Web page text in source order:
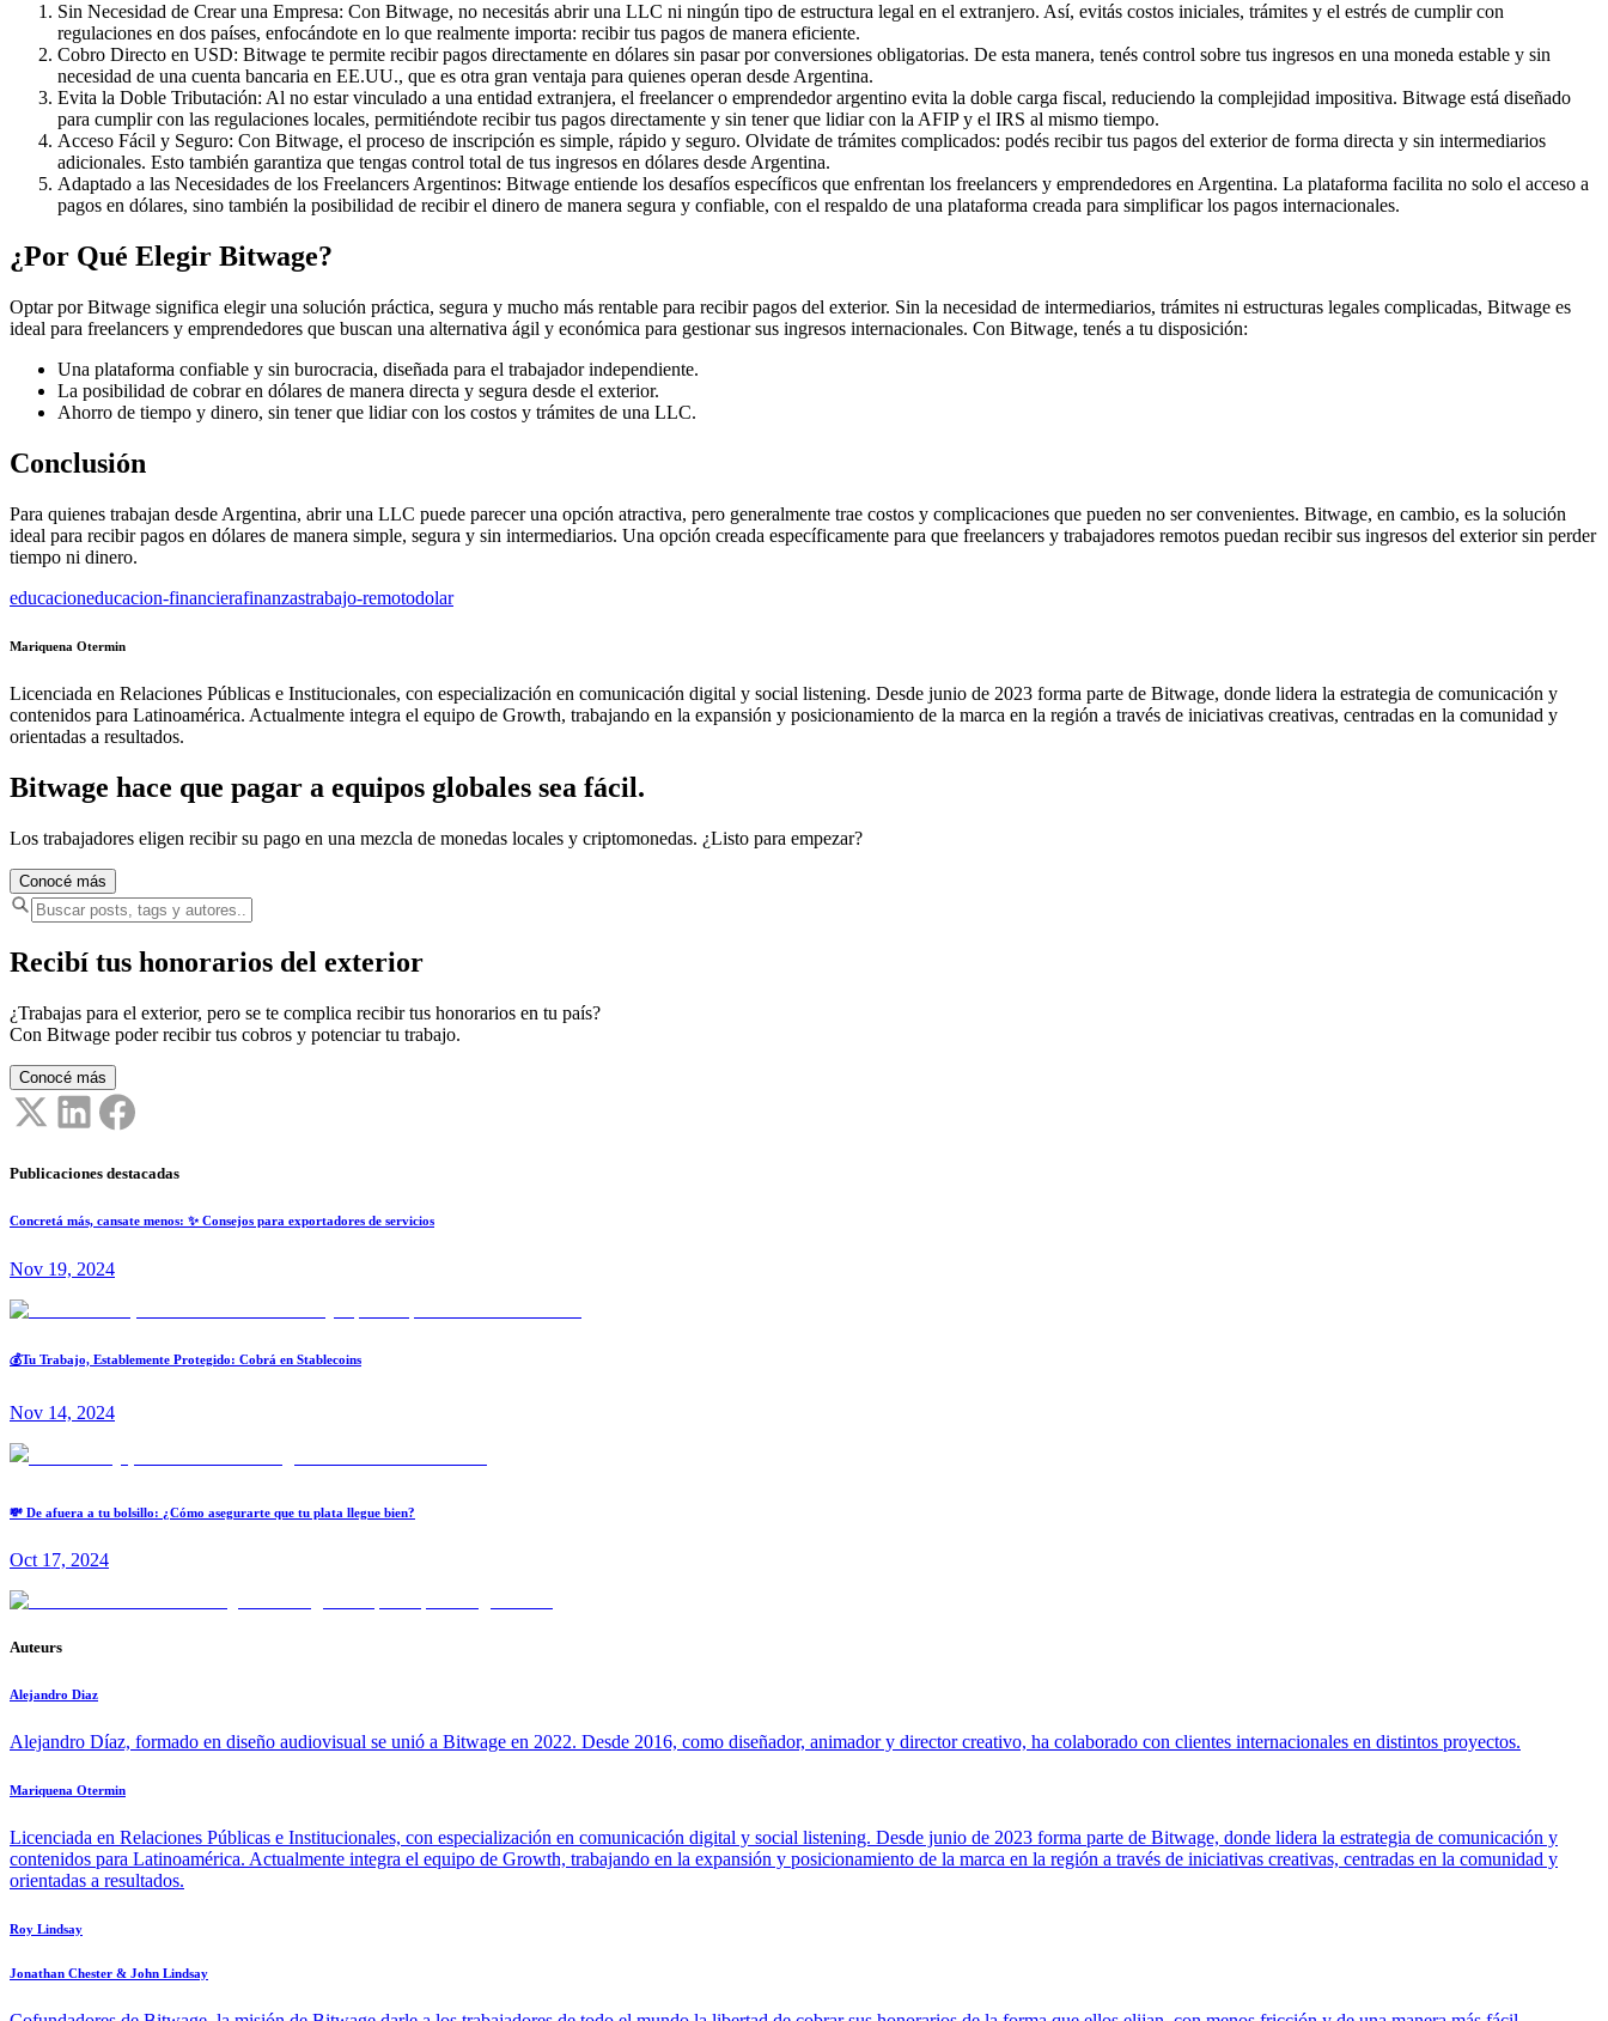
Sin Necesidad de Crear una Empresa: Con Bitwage, no necesitás abrir una LLC ni ningún tipo de estructura legal en el extranjero. Así, evitás costos iniciales, trámites y el estrés de cumplir con
regulaciones en dos países, enfocándote en lo que realmente importa: recibir tus pagos de manera eficiente.
Cobro Directo en USD: Bitwage te permite recibir pagos directamente en dólares sin pasar por conversiones obligatorias. De esta manera, tenés control sobre tus ingresos en una moneda estable y sin
necesidad de una cuenta bancaria en EE.UU., que es otra gran ventaja para quienes operan desde Argentina.
Evita la Doble Tributación: Al no estar vinculado a una entidad extranjera, el freelancer o emprendedor argentino evita la doble carga fiscal, reduciendo la complejidad impositiva. Bitwage está diseñado
para cumplir con las regulaciones locales, permitiéndote recibir tus pagos directamente y sin tener que lidiar con la AFIP y el IRS al mismo tiempo.
Acceso Fácil y Seguro: Con Bitwage, el proceso de inscripción es simple, rápido y seguro. Olvidate de trámites complicados: podés recibir tus pagos del exterior de forma directa y sin intermediarios
adicionales. Esto también garantiza que tengas control total de tus ingresos en dólares desde Argentina.
Adaptado a las Necesidades de los Freelancers Argentinos: Bitwage entiende los desafíos específicos que enfrentan los freelancers y emprendedores en Argentina. La plataforma facilita no solo el acceso a
pagos en dólares, sino también la posibilidad de recibir el dinero de manera segura y confiable, con el respaldo de una plataforma creada para simplificar los pagos internacionales.
¿Por Qué Elegir Bitwage?
Optar por Bitwage significa elegir una solución práctica, segura y mucho más rentable para recibir pagos del exterior. Sin la necesidad de intermediarios, trámites ni estructuras legales complicadas, Bitwage es
ideal para freelancers y emprendedores que buscan una alternativa ágil y económica para gestionar sus ingresos internacionales. Con Bitwage, tenés a tu disposición:
Una plataforma confiable y sin burocracia, diseñada para el trabajador independiente.
La posibilidad de cobrar en dólares de manera directa y segura desde el exterior.
Ahorro de tiempo y dinero, sin tener que lidiar con los costos y trámites de una LLC.
Conclusión
Para quienes trabajan desde Argentina, abrir una LLC puede parecer una opción atractiva, pero generalmente trae costos y complicaciones que pueden no ser convenientes. Bitwage, en cambio, es la solución
ideal para recibir pagos en dólares de manera simple, segura y sin intermediarios. Una opción creada específicamente para que freelancers y trabajadores remotos puedan recibir sus ingresos del exterior sin perder
tiempo ni dinero.
educacioneducacion-financierafinanzastrabajo-remotodolar
Mariquena Otermin
Licenciada en Relaciones Públicas e Institucionales, con especialización en comunicación digital y social listening. Desde junio de 2023 forma parte de Bitwage, donde lidera la estrategia de comunicación y
contenidos para Latinoamérica. Actualmente integra el equipo de Growth, trabajando en la expansión y posicionamiento de la marca en la región a través de iniciativas creativas, centradas en la comunidad y
orientadas a resultados.
Bitwage hace que pagar a equipos globales sea fácil.
Los trabajadores eligen recibir su pago en una mezcla de monedas locales y criptomonedas. ¿Listo para empezar?
Conocé más
Recibí tus honorarios del exterior
¿Trabajas para el exterior, pero se te complica recibir tus honorarios en tu país?
Con Bitwage poder recibir tus cobros y potenciar tu trabajo.
Conocé más
Publicaciones destacadas
Concretá más, cansate menos: ✨ Consejos para exportadores de servicios
Nov 19, 2024
💰Tu Trabajo, Establemente Protegido: Cobrá en Stablecoins
Nov 14, 2024
💸 De afuera a tu bolsillo: ¿Cómo asegurarte que tu plata llegue bien?
Oct 17, 2024
Auteurs
Alejandro Diaz
Alejandro Díaz, formado en diseño audiovisual se unió a Bitwage en 2022. Desde 2016, como diseñador, animador y director creativo, ha colaborado con clientes internacionales en distintos proyectos.
Mariquena Otermin
Licenciada en Relaciones Públicas e Institucionales, con especialización en comunicación digital y social listening. Desde junio de 2023 forma parte de Bitwage, donde lidera la estrategia de comunicación y
contenidos para Latinoamérica. Actualmente integra el equipo de Growth, trabajando en la expansión y posicionamiento de la marca en la región a través de iniciativas creativas, centradas en la comunidad y
orientadas a resultados.
Roy Lindsay
Jonathan Chester & John Lindsay